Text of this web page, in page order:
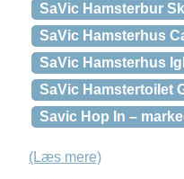
SaVic Hamsterbur
SaVic Hamsterhus
SaVic Hamsterhus
SaVic Hamstertoilet
Savic Hop In –
(Læs mere)